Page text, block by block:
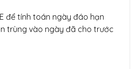
để tính toán ngày đáo hạn
trùng vào ngày đã cho trước